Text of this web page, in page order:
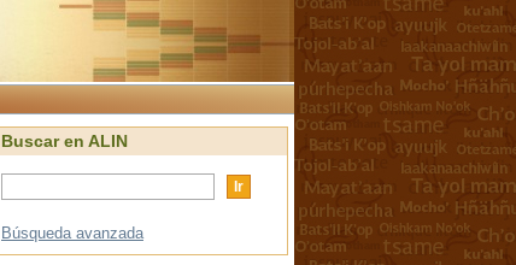
Buscar en ALIN
Búsqueda avanzada